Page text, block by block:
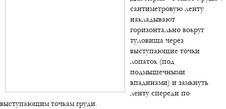
сантиметровую ленту
накладывают
горизонтально вокруг
туловища через
выступающие точки
лопаток (под
подмышечными
впадинами) и замкнуть
ленту спереди по
выступающим точкам груди.